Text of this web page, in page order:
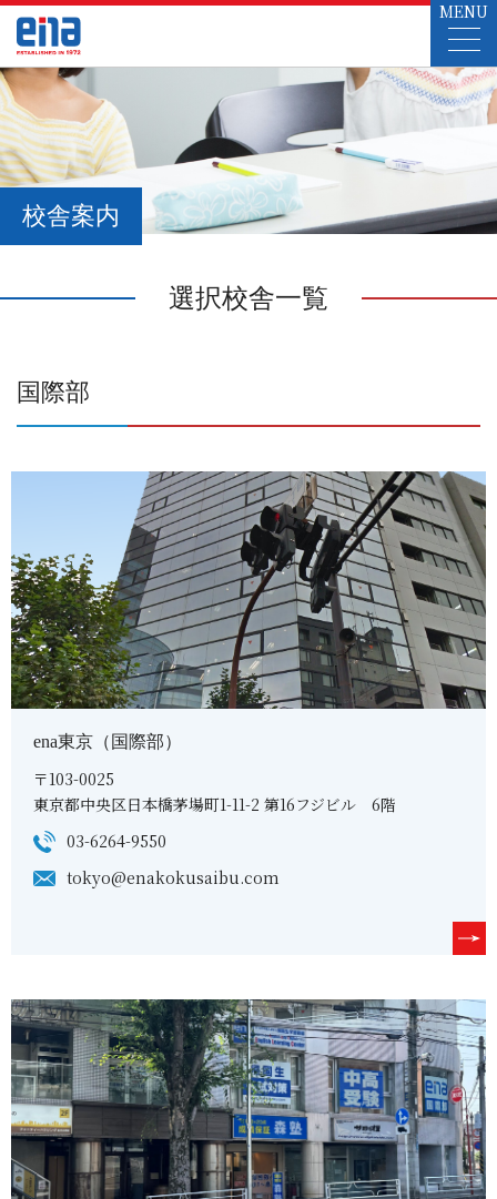
MENU
校舎案内
選択校舎一覧
国際部
ena東京（国際部）
〒103-0025
東京都中央区日本橋茅場町1-11-2 第16フジビル 6階
03-6264-9550
tokyo@enakokusaibu.com